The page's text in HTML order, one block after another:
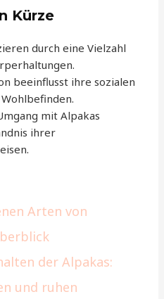
Kürze
durch eine Vielzahl
beeinflusst ihre sozialen
mit Alpakas
ihrer
Arten von
der Alpakas:
und ruhen